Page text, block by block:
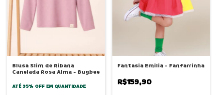
Blusa Slim de Ribana
Canelada Rosa Alma - Bugbee
ATÉ 35% OFF EM QUANTIDADE
Fantasia Emilia - Fanfarrinha
R$159,90